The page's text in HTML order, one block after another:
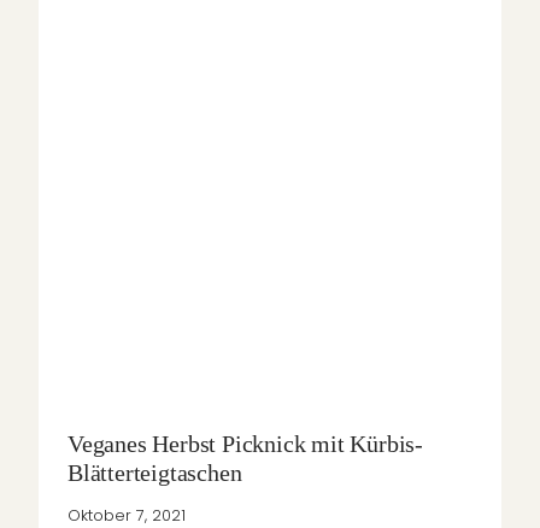
Veganes Herbst Picknick mit Kürbis-
Blätterteigtaschen
Oktober 7, 2021